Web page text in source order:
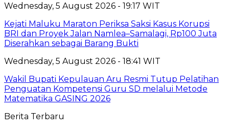
Wednesday, 5 August 2026 - 19:17 WIT
Kejati Maluku Maraton Periksa Saksi Kasus Korupsi
BRI dan Proyek Jalan Namlea–Samalagi, Rp100 Juta
Diserahkan sebagai Barang Bukti
Wednesday, 5 August 2026 - 18:41 WIT
Wakil Bupati Kepulauan Aru Resmi Tutup Pelatihan
Penguatan Kompetensi Guru SD melalui Metode
Matematika GASING 2026
Berita Terbaru